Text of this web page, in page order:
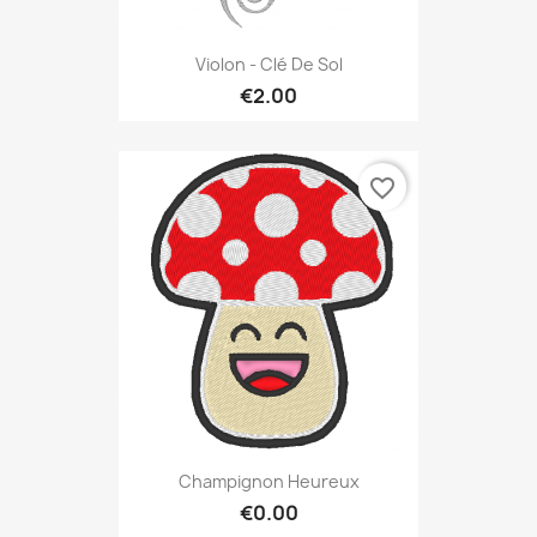
Violon - Clé De Sol
€2.00
Champignon Heureux
€0.00
favorite_border